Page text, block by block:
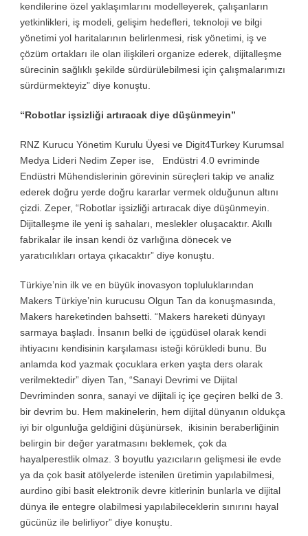
kendilerine özel yaklaşımlarını modelleyerek, çalışanların
yetkinlikleri, iş modeli, gelişim hedefleri, teknoloji ve bilgi
yönetimi yol haritalarının belirlenmesi, risk yönetimi, iş ve
çözüm ortakları ile olan ilişkileri organize ederek, dijitalleşme
sürecinin sağlıklı şekilde sürdürülebilmesi için çalışmalarımızı
sürdürmekteyiz” diye konuştu.
“Robotlar işsizliği artıracak diye düşünmeyin”
RNZ Kurucu Yönetim Kurulu Üyesi ve Digit4Turkey Kurumsal
Medya Lideri Nedim Zeper ise, Endüstri 4.0 evriminde
Endüstri Mühendislerinin görevinin süreçleri takip ve analiz
ederek doğru yerde doğru kararlar vermek olduğunun altını
çizdi. Zeper, “Robotlar işsizliği artıracak diye düşünmeyin.
Dijitalleşme ile yeni iş sahaları, meslekler oluşacaktır. Akıllı
fabrikalar ile insan kendi öz varlığına dönecek ve
yaratıcılıkları ortaya çıkacaktır” diye konuştu.
Türkiye’nin ilk ve en büyük inovasyon topluluklarından
Makers Türkiye’nin kurucusu Olgun Tan da konuşmasında,
Makers hareketinden bahsetti. “Makers hareketi dünyayı
sarmaya başladı. İnsanın belki de içgüdüsel olarak kendi
ihtiyacını kendisinin karşılaması isteği körükledi bunu. Bu
anlamda kod yazmak çocuklara erken yaşta ders olarak
verilmektedir” diyen Tan, “Sanayi Devrimi ve Dijital
Devriminden sonra, sanayi ve dijitali iç içe geçiren belki de 3.
bir devrim bu. Hem makinelerin, hem dijital dünyanın oldukça
iyi bir olgunluğa geldiğini düşünürsek, ikisinin beraberliğinin
belirgin bir değer yaratmasını beklemek, çok da
hayalperestlik olmaz. 3 boyutlu yazıcıların gelişmesi ile evde
ya da çok basit atölyelerde istenilen üretimin yapılabilmesi,
aurdino gibi basit elektronik devre kitlerinin bunlarla ve dijital
dünya ile entegre olabilmesi yapılabileceklerin sınırını hayal
gücünüz ile belirliyor” diye konuştu.